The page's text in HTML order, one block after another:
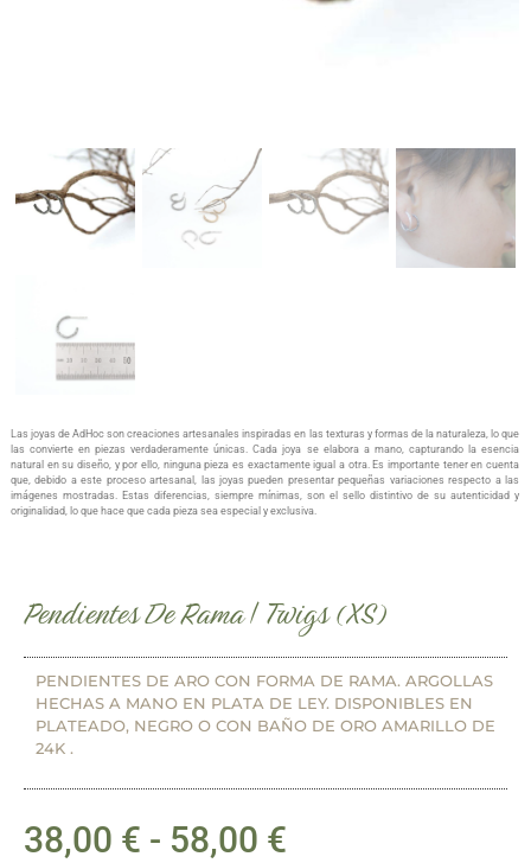
Las joyas de AdHoc son creaciones artesanales inspiradas en las texturas y formas de la naturaleza, lo que
las convierte en piezas verdaderamente únicas. Cada joya se elabora a mano, capturando la esencia
natural en su diseño, y por ello, ninguna pieza es exactamente igual a otra. Es importante tener en cuenta
que, debido a este proceso artesanal, las joyas pueden presentar pequeñas variaciones respecto a las
imágenes mostradas. Estas diferencias, siempre mínimas, son el sello distintivo de su autenticidad y
originalidad, lo que hace que cada pieza sea especial y exclusiva.
Pendientes De Rama | Twigs (XS)
PENDIENTES DE ARO CON FORMA DE RAMA. ARGOLLAS
HECHAS A MANO EN PLATA DE LEY. DISPONIBLES EN
PLATEADO, NEGRO O CON BAÑO DE ORO AMARILLO DE
24K .
38,00 € - 58,00 €